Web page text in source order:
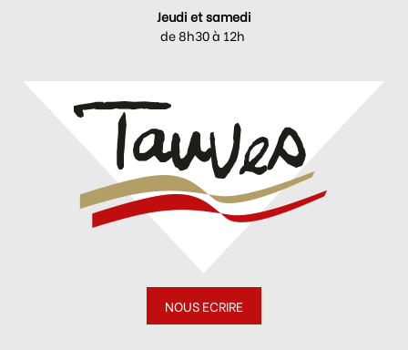
Jeudi et samedi
de 8h30 à 12h
NOUS ECRIRE